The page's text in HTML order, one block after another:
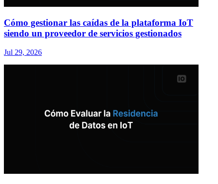
Cómo gestionar las caídas de la plataforma IoT
siendo un proveedor de servicios gestionados
Jul 29, 2026